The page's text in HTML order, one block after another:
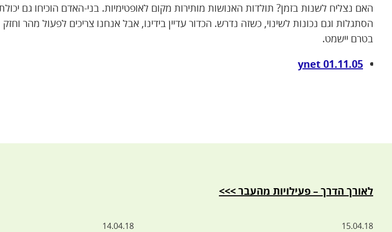
האם נצליח לשנות בזמן? תולדות האנושות מותירות מקום לאופטימיות. בני-האדם הוכיחו גם
הסתגלות וגם נכונות לשינוי, כשזה נדרש. הכדור עדיין בידינו, אבל אנחנו צריכים לפעול מהר וחזק
בטרם יישמט.
01.11.05 ynet
לאורך הדרך – פעילויות מהעבר >>>
15.04.18
14.04.18